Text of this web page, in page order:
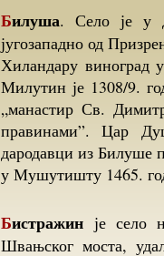
Билуша. Село је у
југозападно од
Хиландару виноград
Милутин је 1308/9.
„манастир Св.
правинами”. Цар
дародавци из Билуше
у Мушутишту 1465.
Бистражин је село
Швањског моста,